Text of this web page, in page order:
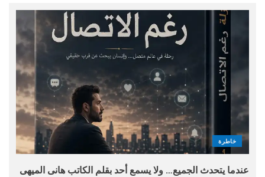
خاطرة
عندما يتحدث الجميع… ولا يسمع أحد بقلم الكاتب هانى الميهى